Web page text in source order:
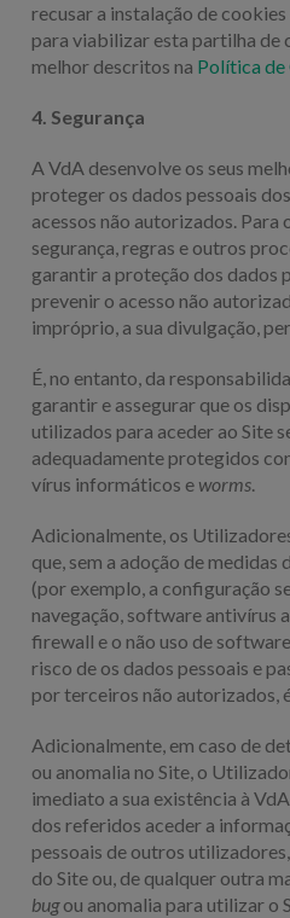
recusar a instalação de
para viabilizar esta partilha de
melhor descritos na Política de
4. Segurança
A VdA desenvolve os seus
proteger os dados pessoais
acessos não autorizados.
segurança, regras e outros
garantir a proteção dos dados
prevenir o acesso não
impróprio, a sua divulgação,
É, no entanto, da
garantir e assegurar que os
utilizados para aceder ao Site
adequadamente protegidos
vírus informáticos e worms.
Adicionalmente, os
que, sem a adoção de medidas
(por exemplo, a configuração
navegação, software antivírus
firewall e o não uso de
risco de os dados pessoais e
por terceiros não autorizados,
Adicionalmente, em caso de
ou anomalia no Site, o
imediato a sua existência à
dos referidos aceder a
pessoais de outros
do Site ou, de qualquer outra
bugou anomalia para utilizar o